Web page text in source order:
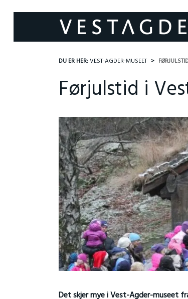
DU ER HER:VEST-AGDER-MUSEET
Førjulstid i
Det skjer mye i Vest-Agder-museet